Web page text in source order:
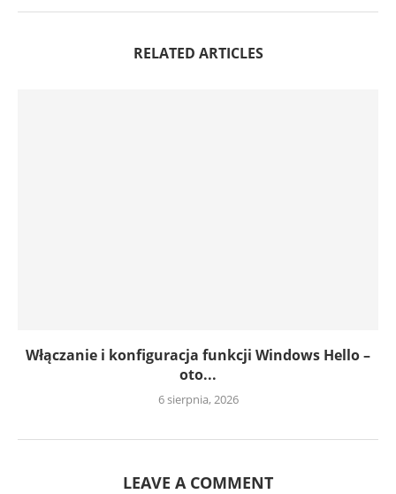
RELATED ARTICLES
Włączanie i konfiguracja funkcji Windows Hello –
oto...
6 sierpnia, 2026
LEAVE A COMMENT